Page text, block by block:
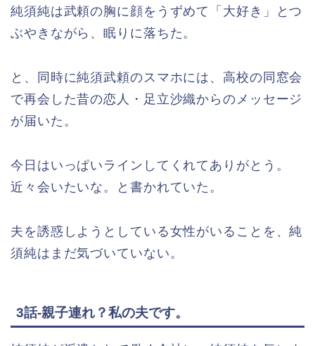
純須純は武頼の胸に顔をうずめて「大好き」とつ
ぶやきながら、眠りに落ちた。
と、同時に純須武頼のスマホには、高校の同窓会
で再会した昔の恋人・足立沙織からのメッセージ
が届いた。
今日はいっぱいラインしてくれてありがとう。
近々会いたいな。と書かれていた。
夫を誘惑しようとしている女性がいることを、純
須純はまだ気づいていない。
3話-親子連れ？私の夫です。